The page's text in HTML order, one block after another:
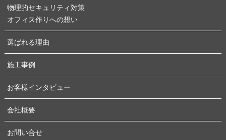
物理的セキュリティ対策
オフィス作りへの想い
選ばれる理由
施工事例
お客様インタビュー
会社概要
お問い合せ